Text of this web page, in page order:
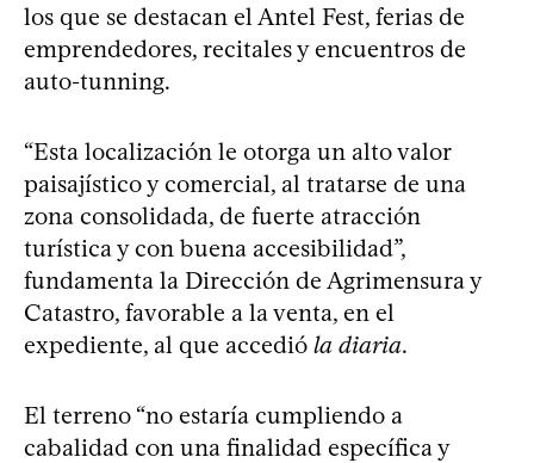
los que se destacan el Antel Fest, ferias de
emprendedores, recitales y encuentros de
auto-tunning.
“Esta localización le otorga un alto valor
paisajístico y comercial, al tratarse de una
zona consolidada, de fuerte atracción
turística y con buena accesibilidad”,
fundamenta la Dirección de Agrimensura y
Catastro, favorable a la venta, en el
expediente, al que accedió la diaria.
El terreno “no estaría cumpliendo a
cabalidad con una finalidad específica y